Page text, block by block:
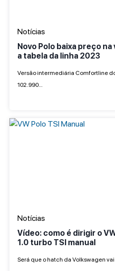
Notícias
Novo Polo baixa preço
a tabela da linha 2023
Versão intermediária Comfortline
102.990…
Notícias
Vídeo: como é dirigir o
1.0 turbo TSI manual
Será que o hatch da Volkswagen vai